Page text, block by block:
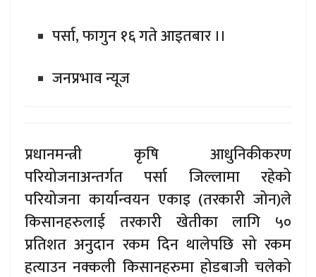
पर्सा, फागुन १६ गते आइतबार ।।
जनप्रभाव न्यूज
प्रधानमन्त्री कृषि आधुनिकीकरण
परियोजनाअन्तर्गत पर्सा जिल्लामा रहेको
परियोजना कार्यान्वयन एकाइ (तरकारी जोन)ले
किसानहरुलाई तरकारी खेतीका लागि ५०
प्रतिशत अनुदान रकम दिन थालेपछि सो रकम
हत्याउन नक्कली किसानहरुमा होडबाजी चलेको